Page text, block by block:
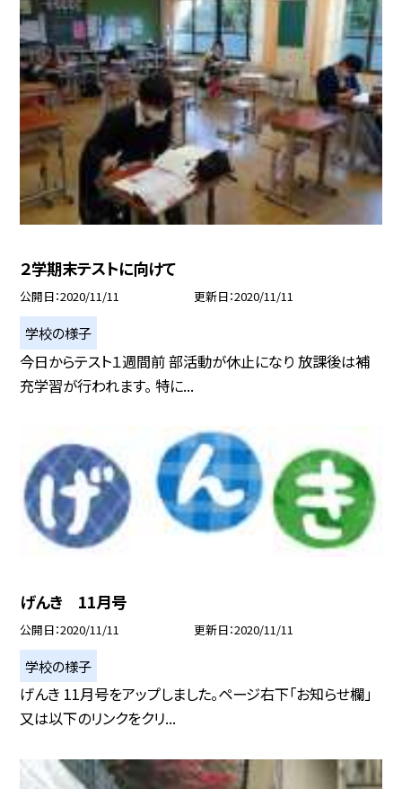
２学期末テストに向けて
公開日 2020/11/11 更新日 2020/11/11
学校の様子
今日からテスト１週間前 部活動が休止になり 放課後は補
充学習が行われます。 特に...
げんき 11月号
公開日 2020/11/11 更新日 2020/11/11
学校の様子
げんき 11月号をアップしました。ページ右下「お知らせ欄」
又は以下のリンクをクリ...